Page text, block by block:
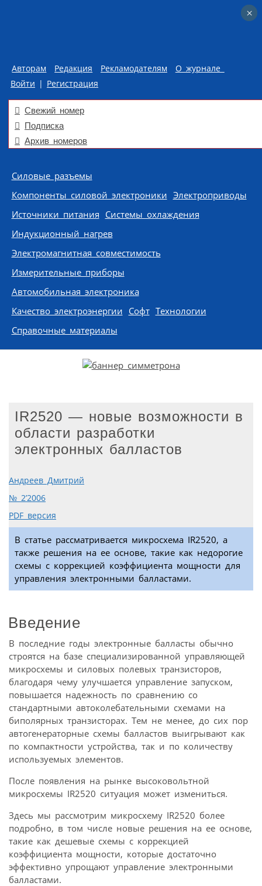
Авторам Редакция Рекламодателям
О журнале
Войти | Регистрация
Свежий номер
Подписка
Архив номеров
Skip to content
Силовые разъемы
Компоненты силовой электроники Электроприводы
Источники питания Системы охлаждения
Индукционный нагрев
Электромагнитная совместимость
Измерительные приборы
Автомобильная электроника
Качество электроэнергии Софт Технологии
Справочные материалы
IR2520 — новые возможности в
области разработки
электронных балластов
Андреев Дмитрий
№ 2’2006
PDF версия
В статье рассматривается микросхема IR2520, а
также решения на ее основе, такие как недорогие
схемы с коррекцией коэффициента мощности для
управления электронными балластами.
Введение
В последние годы электронные балласты обычно
строятся на базе специализированной управляющей
микросхемы и силовых полевых транзисторов,
благодаря чему улучшается управление запуском,
повышается надежность по сравнению со
стандартными автоколебательными схемами на
биполярных транзисторах. Тем не менее, до сих пор
автогенераторные схемы балластов выигрывают как
по компактности устройства, так и по количеству
используемых элементов.
После появления на рынке высоковольтной
микросхемы IR2520 ситуация может измениться.
Здесь мы рассмотрим микросхему IR2520 более
подробно, в том числе новые решения на ее основе,
такие как дешевые схемы с коррекцией
коэффициента мощности, которые достаточно
эффективно упрощают управление электронными
балластами.
×
×